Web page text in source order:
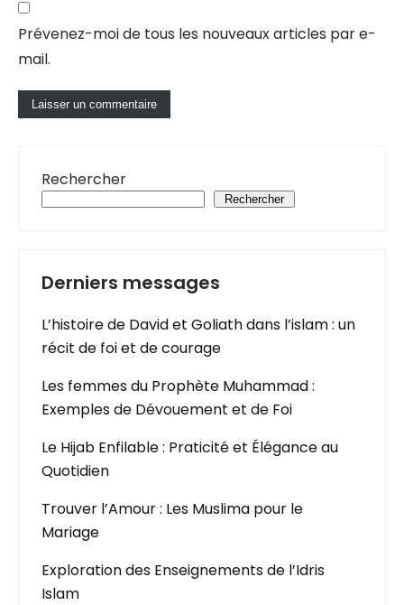
Prévenez-moi de tous les nouveaux articles par e-
mail.
Rechercher
Rechercher
Derniers messages
L’histoire de David et Goliath dans l’islam : un
récit de foi et de courage
Les femmes du Prophète Muhammad :
Exemples de Dévouement et de Foi
Le Hijab Enfilable : Praticité et Élégance au
Quotidien
Trouver l’Amour : Les Muslima pour le
Mariage
Exploration des Enseignements de l’Idris
Islam